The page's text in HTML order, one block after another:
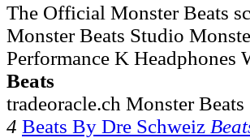
The Official Monster Beats
Monster Beats Studio
Performance K Headphones
Beats
tradeoracle.ch Monster Beats
4 Beats By Dre Schweiz